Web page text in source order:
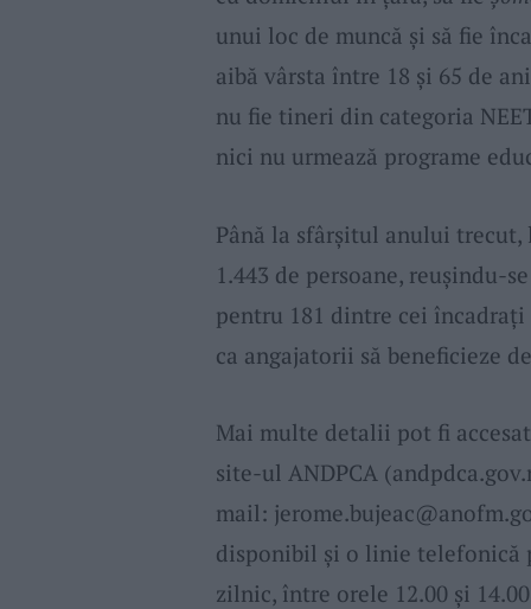
unui loc de muncă și să fie
aibă vârsta între 18 și 65 de
nu fie tineri din categoria
nici nu urmează programe
Până la sfârșitul anului
1.443 de persoane, reușindu-
pentru 181 dintre cei
ca angajatorii să beneficieze
Mai multe detalii pot fi
site-ul ANDPCA
mail:
disponibil și o linie telefonică
zilnic, între orele 12.00 și